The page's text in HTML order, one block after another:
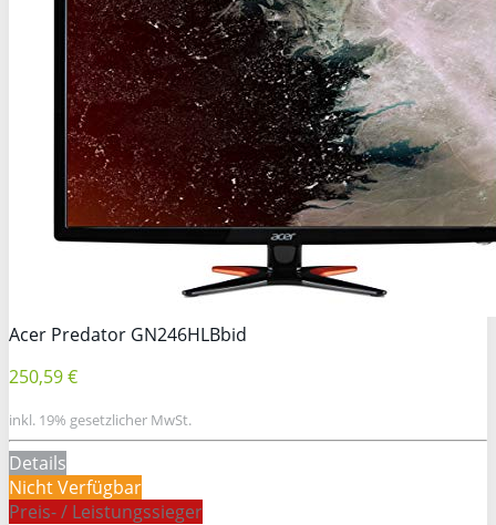
Acer Predator GN246HLBbid
250,59 €
inkl. 19% gesetzlicher MwSt.
Details
Nicht Verfügbar
Preis- / Leistungssieger